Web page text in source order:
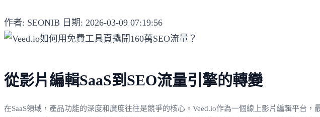
作者: SEONIB 日期: 2026-03-09 07:19:56
從影片編輯SaaS到SEO流量引擎的轉變
在SaaS領域，產品功能的深度和廣度往往是競爭的核心。Veed.io作為一個線上影片編輯平台